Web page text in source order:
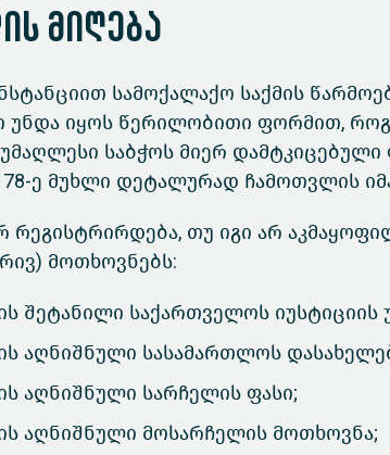
მიღება
სამოქალაქო საქმის
უნდა იყოს წერილობითი ფორმით,
უმაღლესი საბჭოს მიერ
ე მუხლი დეტალურად ჩამოთვლის
რეგისტრირდება, თუ იგი არ
მოთხოვნებს:
შეტანილი საქართველოს
აღნიშნული სასამართლოს
აღნიშნული სარჩელის ფასი;
აღნიშნული მოსარჩელის მოთხოვნა;